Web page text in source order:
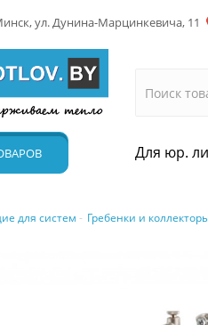
ул. Дунина-Марцинкевича, 11
Для юр.
для систем Гребенки и